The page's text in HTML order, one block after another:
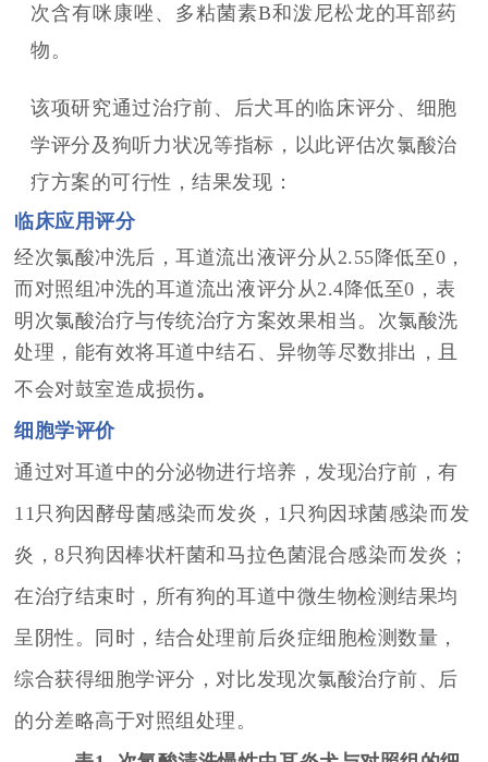
次含有咪康唑、多粘菌素B和泼尼松龙的耳部药
物。
该项研究通过治疗前、后犬耳的临床评分、细胞
学评分及狗听力状况等指标，以此评估次氯酸治
疗方案的可行性，结果发现：
临床应用评分
经次氯酸冲洗后，耳道流出液评分从2.55降低至0，
而对照组冲洗的耳道流出液评分从2.4降低至0，表
明次氯酸治疗与传统治疗方案效果相当。次氯酸洗
处理，能有效将耳道中结石、异物等尽数排出，且
不会对鼓室造成损伤。
细胞学评价
通过对耳道中的分泌物进行培养，发现治疗前，有
11只狗因酵母菌感染而发炎，1只狗因球菌感染而发
炎，8只狗因棒状杆菌和马拉色菌混合感染而发炎；
在治疗结束时，所有狗的耳道中微生物检测结果均
呈阴性。同时，结合处理前后炎症细胞检测数量，
综合获得细胞学评分，对比发现次氯酸治疗前、后
的分差略高于对照组处理。